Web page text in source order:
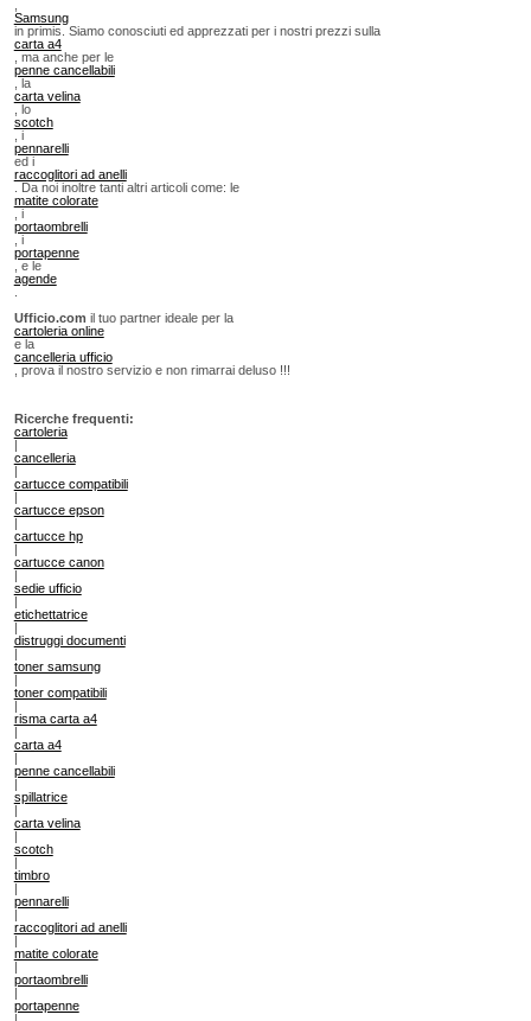
Samsung
in primis. Siamo conosciuti ed apprezzati per i nostri prezzi sulla
carta a4
, ma anche per le
penne cancellabili
, la
carta velina
, lo
scotch
, i
pennarelli
ed i
raccoglitori ad anelli
. Da noi inoltre tanti altri articoli come: le
matite colorate
, i
portaombrelli
, i
portapenne
, e le
agende
Ufficio.com il tuo partner ideale per la
cartoleria online
e la
cancelleria ufficio
, prova il nostro servizio e non rimarrai deluso !!!
Ricerche frequenti:
cartoleria
|
cancelleria
|
cartucce compatibili
|
cartucce epson
|
cartucce hp
|
cartucce canon
|
sedie ufficio
|
etichettatrice
|
distruggi documenti
|
toner samsung
|
toner compatibili
|
risma carta a4
|
carta a4
|
penne cancellabili
|
spillatrice
|
carta velina
|
scotch
|
timbro
|
pennarelli
|
raccoglitori ad anelli
|
matite colorate
|
portaombrelli
|
portapenne